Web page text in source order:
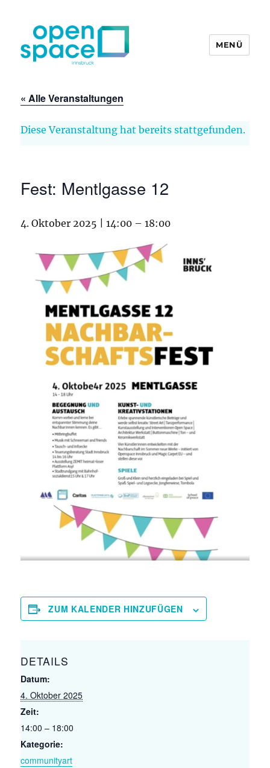
MENÜ
« Alle Veranstaltungen
Diese Veranstaltung hat bereits stattgefunden.
Fest: Mentlgasse 12
4. Oktober 2025 | 14:00 –18:00
ZUM KALENDER HINZUFÜGEN
DETAILS
Datum:
4. Oktober 2025
Zeit:
14:00 – 18:00
Kategorie:
communityart